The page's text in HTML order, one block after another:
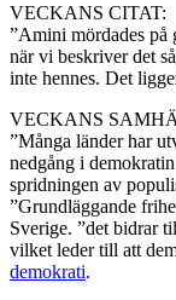
VECKANS CITAT:
”Amini mördades på
när vi beskriver det
inte hennes. Det
VECKANS
”Många länder har
nedgång i
spridningen av
”Grundläggande
Sverige. ”det bidrar
vilket leder till att
demokrati.